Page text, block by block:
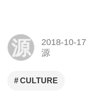
源
2018-10-17
源
CULTURE